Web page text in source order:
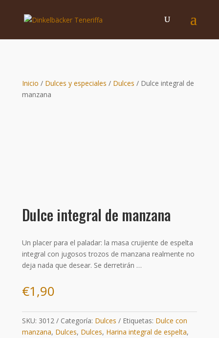
Inicio / Dulces y especiales / Dulces / Dulce integral de
manzana
Dulce integral de manzana
Un placer para el paladar: la masa crujiente de espelta
integral con jugosos trozos de manzana realmente no
deja nada que desear. Se derretirán …
€1,90
SKU: 3012 Categoría: Dulces Etiquetas: Dulce con
manzana, Dulces, Dulces, Harina integral de espelta,